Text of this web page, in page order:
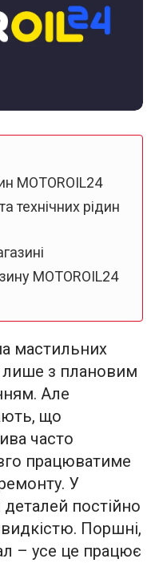
MOTOROIL24
технічних рідин
MOTOROIL24
мастильних
лише з плановим
Але
що
часто
працюватиме
У
постійно
Поршні,
– усе це працює